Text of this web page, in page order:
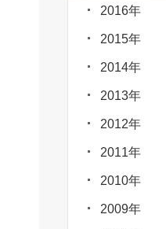
2016年
2015年
2014年
2013年
2012年
2011年
2010年
2009年